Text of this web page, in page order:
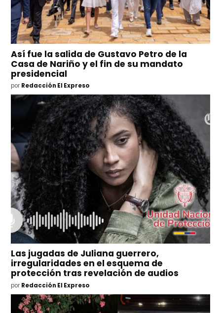
Así fue la salida de Gustavo Petro de la
Casa de Nariño y el fin de su mandato
presidencial
por Redacción El Expreso
Las jugadas de Juliana guerrero,
irregularidades en el esquema de
protección tras revelación de audios
por Redacción El Expreso